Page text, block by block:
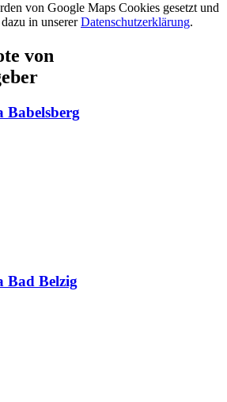
von Google Maps Cookies gesetzt und
in unsererDatenschutzerklärung.
von
Bad Belzig